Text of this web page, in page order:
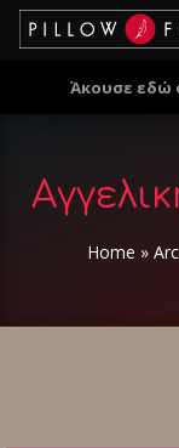
Άκουσε εδώ
Home »